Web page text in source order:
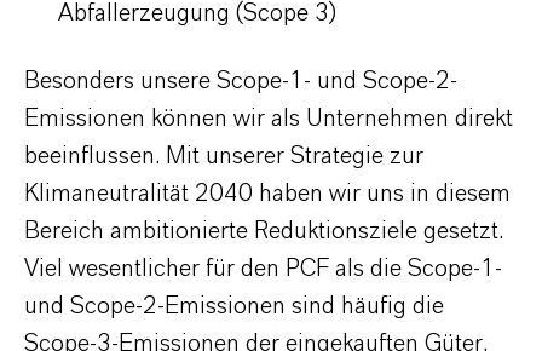
Abfallerzeugung (Scope 3)
Besonders unsere Scope-1- und Scope-2-
Emissionen können wir als Unternehmen direkt
beeinflussen. Mit unserer Strategie zur
Klimaneutralität 2040 haben wir uns in diesem
Bereich ambitionierte Reduktionsziele gesetzt.
Viel wesentlicher für den PCF als die Scope-1-
und Scope-2-Emissionen sind häufig die
Scope-3-Emissionen der eingekauften Güter,